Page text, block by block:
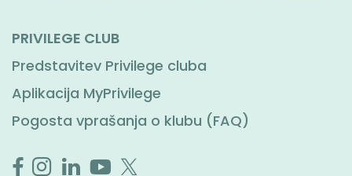
PRIVILEGE CLUB
Predstavitev Privilege cluba
Aplikacija MyPrivilege
Pogosta vprašanja o klubu (FAQ)